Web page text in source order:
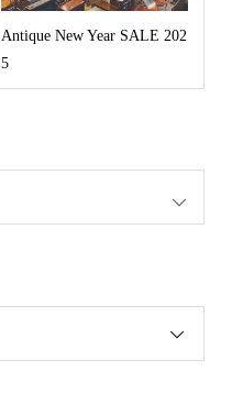
Antique New Year SALE 202
5